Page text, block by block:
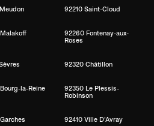
92210 Saint-Cloud
92260 Fontenay-aux-
Roses
92320 Châtillon
la-Reine
92350 Le Plessis-
Robinson
92410 Ville D’Avray